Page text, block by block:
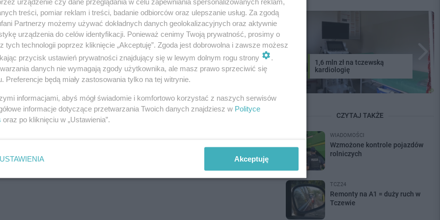
nr 1]
Miejskie]
Miejskie]
Miejskie]
Pelplin - Targowisko Miejskie]
Miejskie]
Miejskie]
1,6 mln zł na tczewską
kardiologię
CZYTAJ TAKŻE
WIADOMOŚCI
Wzmożone kontrole pojazdów
rolniczych
TCZ24
Remonty na A1 = duży ruch w
Tczewie
treści, pomiar reklam i treści, badanie odbiorców oraz ulepszanie usług. Za zgodą
Partnerzy możemy używać dokładnych danych geolokalizacyjnych oraz aktywnie
urządzenia do celów identyfikacji. Ponieważ cenimy Twoją prywatność, prosimy o
tych technologii poprzez kliknięcie „Akceptuję”. Zgoda jest dobrowolna i zawsze możesz
przycisk ustawień prywatności znajdujący się w lewym dolnym rogu strony
.
danych nie wymagają zgody użytkownika, ale masz prawo sprzeciwić się
Preferencje będą miały zastosowania tylko na tej witrynie.
informacjami, abyś mógł świadomie i komfortowo korzystać z naszych serwisów
informacje dotyczące przetwarzania Twoich danych znajdziesz w Polityce
oraz po kliknięciu w „Ustawienia”.
USTAWIENIA Akceptuję